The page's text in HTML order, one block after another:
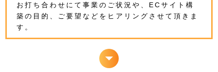
お打ち合わせにて事業のご状況や、ECサイト構
築の目的、ご要望などをヒアリングさせて頂きま
す。